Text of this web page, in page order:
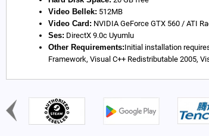
Video Bellek: 512MB
Video Card: NVIDIA GeForce GTX 560 / ATI
Ses: DirectX 9.0c Uyumlu
Other Requirements:Initial installation
Framework, Visual C++ Redistributable 2005,